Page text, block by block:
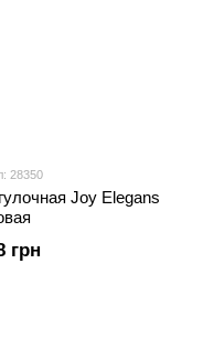
28350
Joy Elegans
грн